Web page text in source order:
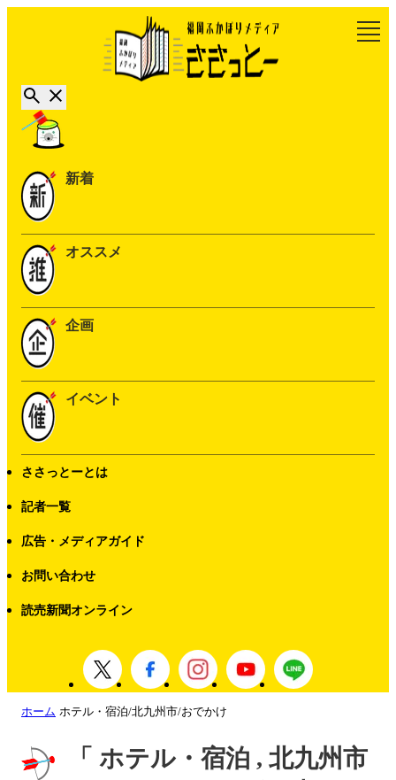
新着
オススメ
企画
イベント
ささっとーとは
記者一覧
広告・メディアガイド
お問い合わせ
読売新聞オンライン
ホーム ホテル・宿泊/北九州市/おでかけ
「 ホテル・宿泊 , 北九州市